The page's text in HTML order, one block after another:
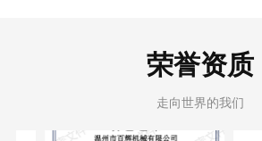
荣誉资质
走向世界的我们